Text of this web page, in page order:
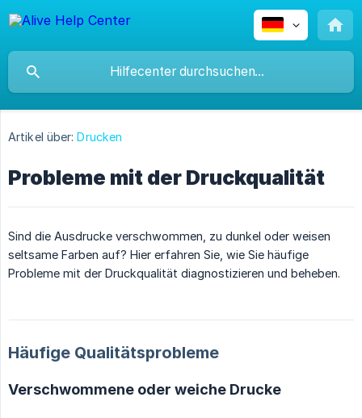
Artikel über: Drucken
Probleme mit der Druckqualität
Sind die Ausdrucke verschwommen, zu dunkel oder weisen
seltsame Farben auf? Hier erfahren Sie, wie Sie häufige
Probleme mit der Druckqualität diagnostizieren und beheben.
Häufige Qualitätsprobleme
Verschwommene oder weiche Drucke